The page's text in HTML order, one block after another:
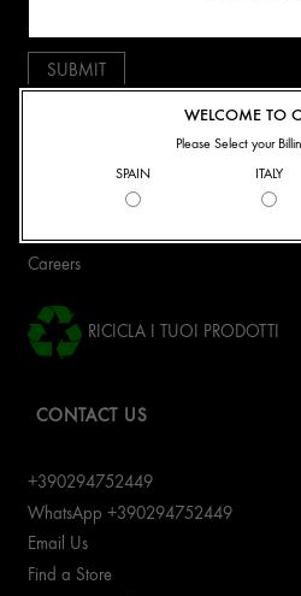
ABOUT US
Careers
RICICLA I TUOI PRODOTTI
CONTACT US
+390294752449
WhatsApp +390294752449
Email Us
Find a Store
WELCOME TO
Please Select your
SPAIN
ITALY